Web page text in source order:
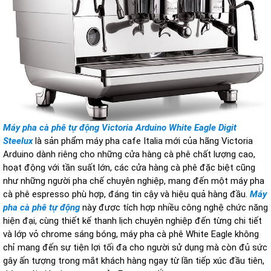
Máy pha cà phê tự động Victoria Arduino White Eagle Digit
Steeluxlà sản phẩm máy pha cafe Italia mới của hãng Victoria
Arduino dành riêng cho những cửa hàng cà phê chất lượng cao,
hoạt động với tần suất lớn, các cửa hàng cà phê đặc biệt cũng
như những người pha chế chuyên nghiệp, mang đến một máy pha
cà phê espresso phù hợp, đáng tin cậy và hiệu quả hàng đầu. Máy
pha cà phê tự động này được tích hợp nhiều công nghệ chức năng
hiện đại, cùng thiết kế thanh lịch chuyên nghiệp đến từng chi tiết
và lớp vỏ chrome sáng bóng, máy pha cà phê White Eagle không
chỉ mang đến sự tiện lợi tối đa cho người sử dụng mà còn đủ sức
gây ấn tượng trong mắt khách hàng ngay từ lần tiếp xúc đầu tiên,